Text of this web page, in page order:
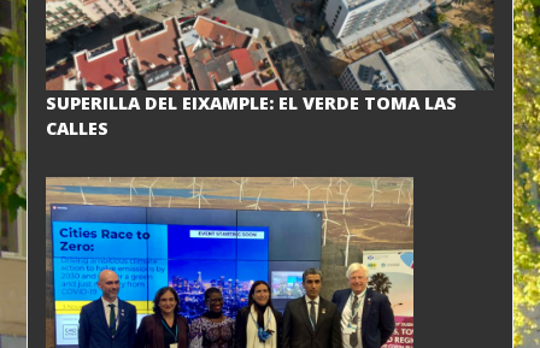
SUPERILLA DEL EIXAMPLE: EL VERDE TOMA LAS
CALLES